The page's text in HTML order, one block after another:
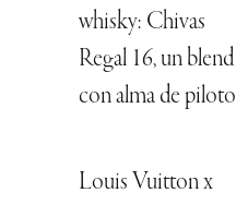
whisky: Chivas
Regal 16, un blend
con alma de piloto
Louis Vuitton x